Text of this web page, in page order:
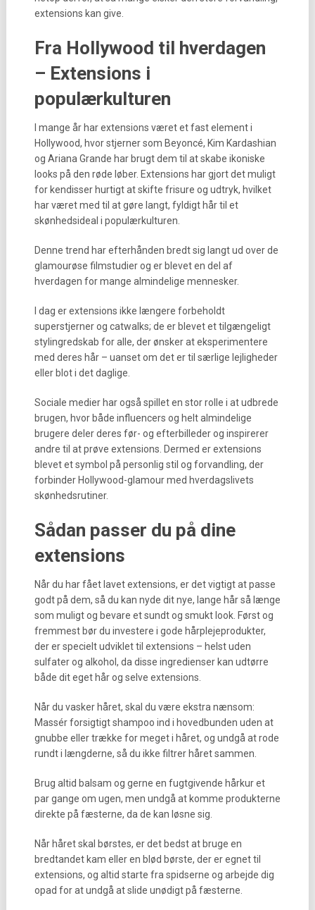
extensions kan give.
Fra Hollywood til hverdagen
– Extensions i
populærkulturen
I mange år har extensions været et fast element i
Hollywood, hvor stjerner som Beyoncé, Kim Kardashian
og Ariana Grande har brugt dem til at skabe ikoniske
looks på den røde løber. Extensions har gjort det muligt
for kendisser hurtigt at skifte frisure og udtryk, hvilket
har været med til at gøre langt, fyldigt hår til et
skønhedsideal i populærkulturen.
Denne trend har efterhånden bredt sig langt ud over de
glamourøse filmstudier og er blevet en del af
hverdagen for mange almindelige mennesker.
I dag er extensions ikke længere forbeholdt
superstjerner og catwalks; de er blevet et tilgængeligt
stylingredskab for alle, der ønsker at eksperimentere
med deres hår – uanset om det er til særlige lejligheder
eller blot i det daglige.
Sociale medier har også spillet en stor rolle i at udbrede
brugen, hvor både influencers og helt almindelige
brugere deler deres før- og efterbilleder og inspirerer
andre til at prøve extensions. Dermed er extensions
blevet et symbol på personlig stil og forvandling, der
forbinder Hollywood-glamour med hverdagslivets
skønhedsrutiner.
Sådan passer du på dine
extensions
Når du har fået lavet extensions, er det vigtigt at passe
godt på dem, så du kan nyde dit nye, lange hår så længe
som muligt og bevare et sundt og smukt look. Først og
fremmest bør du investere i gode hårplejeprodukter,
der er specielt udviklet til extensions – helst uden
sulfater og alkohol, da disse ingredienser kan udtørre
både dit eget hår og selve extensions.
Når du vasker håret, skal du være ekstra nænsom:
Massér forsigtigt shampoo ind i hovedbunden uden at
gnubbe eller trække for meget i håret, og undgå at rode
rundt i længderne, så du ikke filtrer håret sammen.
Brug altid balsam og gerne en fugtgivende hårkur et
par gange om ugen, men undgå at komme produkterne
direkte på fæsterne, da de kan løsne sig.
Når håret skal børstes, er det bedst at bruge en
bredtandet kam eller en blød børste, der er egnet til
extensions, og altid starte fra spidserne og arbejde dig
opad for at undgå at slide unødigt på fæsterne.